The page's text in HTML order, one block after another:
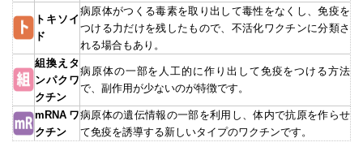
トキソイ
ド
病原体がつくる毒素を取り出して毒性をなくし、免疫を
つける力だけを残したもので、不活化ワクチンに分類さ
れる場合もあり。
組換えタ
ンパクワ
クチン
病原体の一部を人工的に作り出して免疫をつける方法
で、副作用が少ないのが特徴です。
mRNAワ
クチン
病原体の遺伝情報の一部を利用し、体内で抗原を作らせ
て免疫を誘導する新しいタイプのワクチンです。